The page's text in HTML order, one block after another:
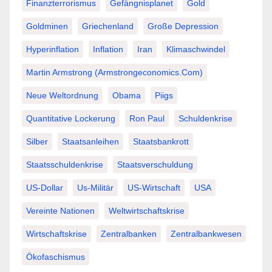
Finanzterrorismus Gefängnisplanet Gold
Goldminen Griechenland Große Depression
Hyperinflation Inflation Iran Klimaschwindel
Martin Armstrong (Armstrongeconomics.com)
Neue Weltordnung Obama Piigs
Quantitative Lockerung Ron Paul Schuldenkrise
Silber Staatsanleihen Staatsbankrott
Staatsschuldenkrise Staatsverschuldung
US-Dollar Us-Militär US-Wirtschaft USA
Vereinte Nationen Weltwirtschaftskrise
Wirtschaftskrise Zentralbanken Zentralbankwesen
Ökofaschismus